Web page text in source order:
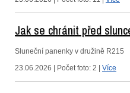
Jak se chránit před
Sluneční panenky v družině R215
23.06.2026 | Počet foto: 2 | Více